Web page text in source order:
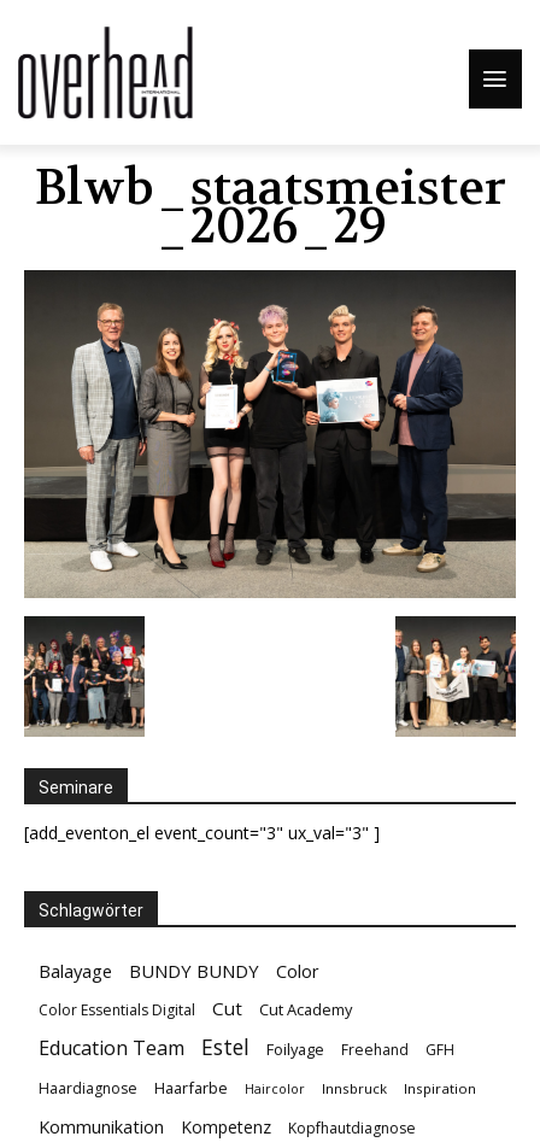
Blwb_staatsmeister
_2026_29
Seminare
[add_eventon_el event_count="3" ux_val="3" ]
Schlagwörter
Balayage BUNDY BUNDY Color
Color Essentials Digital Cut Cut Academy
Education Team Estel Foilyage Freehand
GFH
Haardiagnose
Haarfarbe Haircolor Innsbruck Inspiration
Kommunikation Kompetenz Kopfhautdiagnose